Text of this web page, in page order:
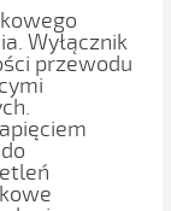
Wyłącznik
przewodu